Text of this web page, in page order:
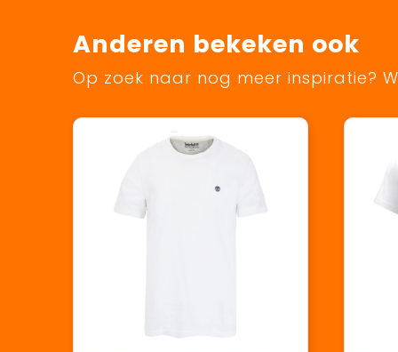
Anderen bekeken ook
Op zoek naar nog meer inspiratie?